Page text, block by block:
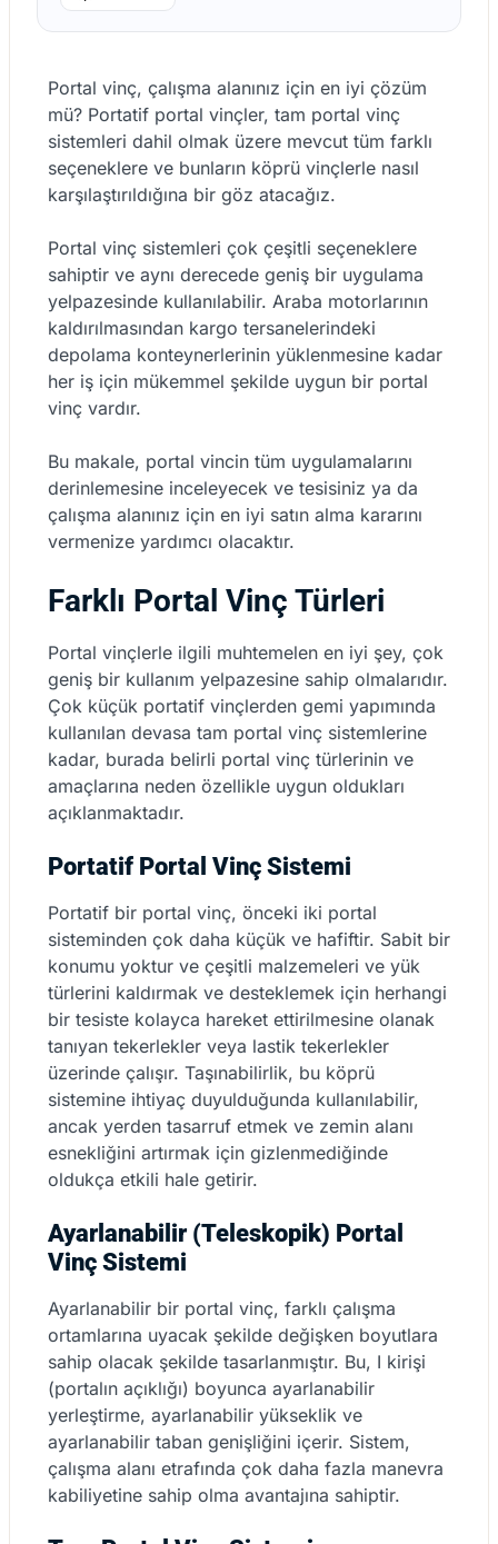
Portal vinç, çalışma alanınız için en iyi çözüm
mü? Portatif portal vinçler, tam portal vinç
sistemleri dahil olmak üzere mevcut tüm farklı
seçeneklere ve bunların köprü vinçlerle nasıl
karşılaştırıldığına bir göz atacağız.
Portal vinç sistemleri çok çeşitli seçeneklere
sahiptir ve aynı derecede geniş bir uygulama
yelpazesinde kullanılabilir. Araba motorlarının
kaldırılmasından kargo tersanelerindeki
depolama konteynerlerinin yüklenmesine kadar
her iş için mükemmel şekilde uygun bir portal
vinç vardır.
Bu makale, portal vincin tüm uygulamalarını
derinlemesine inceleyecek ve tesisiniz ya da
çalışma alanınız için en iyi satın alma kararını
vermenize yardımcı olacaktır.
Farklı Portal Vinç Türleri
Portal vinçlerle ilgili muhtemelen en iyi şey, çok
geniş bir kullanım yelpazesine sahip olmalarıdır.
Çok küçük portatif vinçlerden gemi yapımında
kullanılan devasa tam portal vinç sistemlerine
kadar, burada belirli portal vinç türlerinin ve
amaçlarına neden özellikle uygun oldukları
açıklanmaktadır.
Portatif Portal Vinç Sistemi
Portatif bir portal vinç, önceki iki portal
sisteminden çok daha küçük ve hafiftir. Sabit bir
konumu yoktur ve çeşitli malzemeleri ve yük
türlerini kaldırmak ve desteklemek için herhangi
bir tesiste kolayca hareket ettirilmesine olanak
tanıyan tekerlekler veya lastik tekerlekler
üzerinde çalışır. Taşınabilirlik, bu köprü
sistemine ihtiyaç duyulduğunda kullanılabilir,
ancak yerden tasarruf etmek ve zemin alanı
esnekliğini artırmak için gizlenmediğinde
oldukça etkili hale getirir.
Ayarlanabilir (Teleskopik) Portal
Vinç Sistemi
Ayarlanabilir bir portal vinç, farklı çalışma
ortamlarına uyacak şekilde değişken boyutlara
sahip olacak şekilde tasarlanmıştır. Bu, I kirişi
(portalın açıklığı) boyunca ayarlanabilir
yerleştirme, ayarlanabilir yükseklik ve
ayarlanabilir taban genişliğini içerir. Sistem,
çalışma alanı etrafında çok daha fazla manevra
kabiliyetine sahip olma avantajına sahiptir.